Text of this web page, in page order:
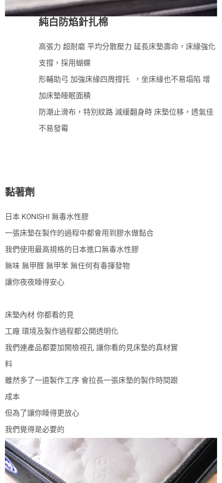
純白防焰針扎棉
高張力 超耐磨 平均分散壓力 延長床墊壽命，床緣強化
支撐，採用蝴蝶
形輔助弓 加強床緣四周撐托 ，坐床緣也不易塌陷 增
加床墊睡眠面積
防潮止滑布，特別紋路 減緩翻身時 床墊位移，透氣佳
不易發霉
黏著劑
日本 KONISHI 無毒水性膠
一張床墊在製作的過程中都會用到膠水做黏合
我們使用最高規格的日本進口無毒水性膠
無味 無甲醛 無甲苯 無任何有毒揮發物
讓你夜夜睡得安心
床墊內材 你都看的見
工廠 環境及製作過程都公開透明化
我們連產品都要加開檢視孔 讓你看的見床墊的真材實
料
雖然多了一道製作工序 會拉長一張床墊的製作時間跟
成本
但為了讓你睡得更放心
我們覺得是必要的